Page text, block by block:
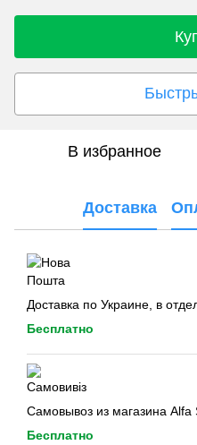
В избранное
Доставка
Доставка по Украине, в
Бесплатно
Самовывоз из магазина Alfa
Бесплатно